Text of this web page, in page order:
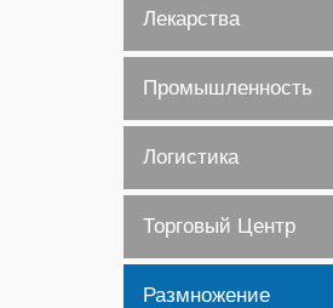
Лекарства
Промышленность
Логистика
Торговый Центр
Размножение